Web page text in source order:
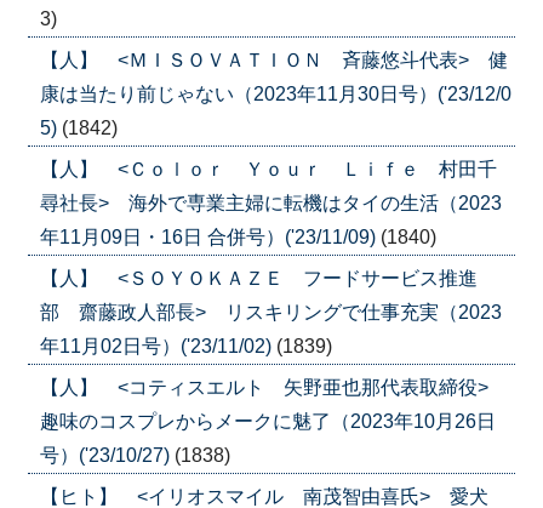
3)
【人】 <ＭＩＳＯＶＡＴＩＯＮ 斉藤悠斗代表> 健
康は当たり前じゃない（2023年11月30日号）('23/12/0
5) (1842)
【人】 <Ｃｏｌｏｒ Ｙｏｕｒ Ｌｉｆｅ 村田千
尋社長> 海外で専業主婦に転機はタイの生活（2023
年11月09日・16日 合併号）('23/11/09) (1840)
【人】 <ＳＯＹＯＫＡＺＥ フードサービス推進
部 齋藤政人部長> リスキリングで仕事充実（2023
年11月02日号）('23/11/02) (1839)
【人】 <コティスエルト 矢野亜也那代表取締役>
趣味のコスプレからメークに魅了（2023年10月26日
号）('23/10/27) (1838)
【ヒト】 <イリオスマイル 南茂智由喜氏> 愛犬